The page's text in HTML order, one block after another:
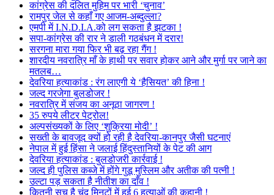
कांग्रेस की दलित मुहिम पर भारी ‘चुनाव’
रामपुर जेल से कहाँ गए आजम-अब्दुल्ला?
एमपी में I.N.D.I.A.को लग सकता है झटका !
सपा-कांग्रेस की रार ने डाली गठबंधन में दरार!
सरगना मारा गया फिर भी बढ़ रहा गैंग !
शारदीय नवरात्रि माँ के हाथी पर सवार होकर आने और मुर्गा पर जाने का
मतलब…
देवरिया हत्याकांड : रंग लाएगी ये ‘हैसियत’ की हिना !
जल्द गरजेगा बुलडोजर !
नवरात्रि में संजय का अनूठा जागरण !
35 रुपये लीटर पेट्रोल!
अल्पसंख्यकों के लिए ‘शुक्रिया मोदी’ !
सख्ती के बावजूद क्यों हो रही है देवरिया-कानपुर जैसी घटनाएं
नेपाल में हुई हिंसा ने जलाई हिंदुस्तानियों के पेट की आग
देवरिया हत्याकांड : बुलडोजरी कार्रवाई !
जल्द ही पुलिस कब्जे में होंगे गुडू मुस्लिम और अतीक की पत्नी !
उल्टा पड़ सकता है नीतीश का दाँव !
कितनी सच है चंद मिनटों में हुई 6 हत्याओं की कहानी !